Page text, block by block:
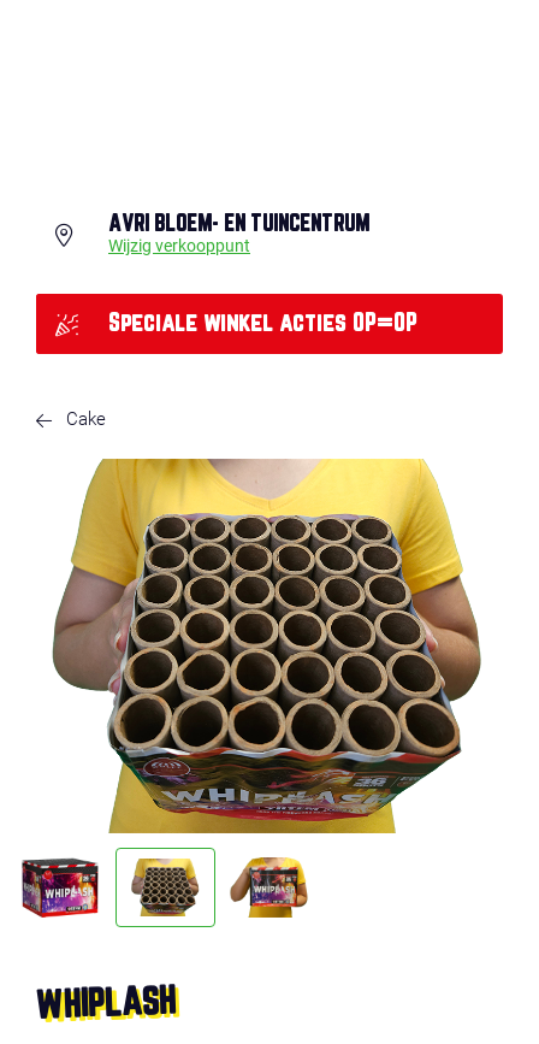
AVRI BLOEM- EN TUINCENTRUM
Wijzig verkooppunt
Speciale winkel acties OP=OP
Cake
WHIPLASH